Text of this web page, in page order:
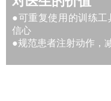
●可重复使用的训练
信心
●规范患者注射动作，